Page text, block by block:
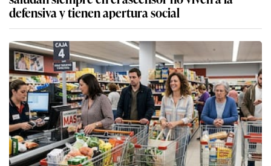
defensiva y tienen apertura social